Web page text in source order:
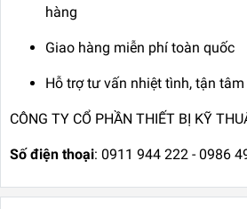
hàng
Giao hàng miễn phí toàn quốc
Hỗ trợ tư vấn nhiệt tình, tận tâm
CÔNG TY CỔ PHẦN THIẾT BỊ KỸ
Số điện thoại: 0911 944 222 - 0986